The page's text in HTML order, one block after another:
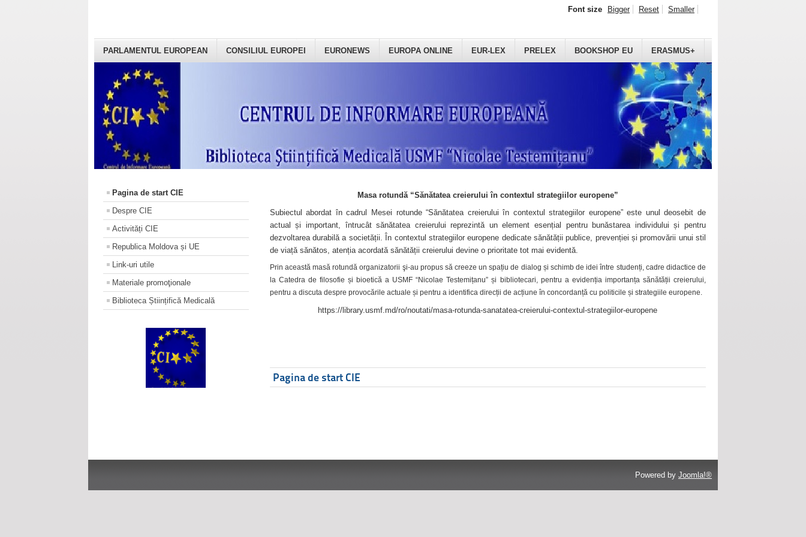
PARLAMENTUL EUROPEAN CONSILIUL EUROPEI EURONEWS EUROPA ONLINE EUR-LEX PRELEX BOOKSHOP EU ERASMUS+
Font size Bigger Reset Smaller
Pagina de start CIE
Despre CIE
Activități CIE
Republica Moldova și UE
Link-uri utile
Materiale promoţionale
Biblioteca Științifică Medicală
Masa rotundă “Sănătatea creierului în contextul strategiilor europene”
Subiectul abordat în cadrul Mesei rotunde “Sănătatea creierului în contextul strategiilor europene” este unul deosebit de
actual și important, întrucât sănătatea creierului reprezintă un element esențial pentru bunăstarea individului și pentru
dezvoltarea durabilă a societății. În contextul strategiilor europene dedicate sănătății publice, prevenției și promovării unui stil
de viață sănătos, atenția acordată sănătății creierului devine o prioritate tot mai evidentă.
Prin această masă rotundă organizatorii şi-au propus să creeze un spațiu de dialog și schimb de idei între studenți, cadre didactice de
la Catedra de filosofie și bioetică a USMF “Nicolae Testemițanu” și bibliotecari, pentru a evidenția importanța sănătății creierului,
pentru a discuta despre provocările actuale și pentru a identifica direcții de acțiune în concordanță cu politicile și strategiile europene.
https://library.usmf.md/ro/noutati/masa-rotunda-sanatatea-creierului-contextul-strategiilor-europene
Pagina de start CIE
Powered by Joomla!®